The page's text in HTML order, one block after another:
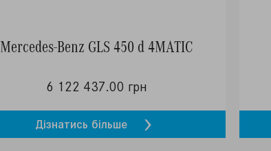
Mercedes-Benz GLS 450 d 4MATIC
6 122 437.00 грн
Дізнатись більше